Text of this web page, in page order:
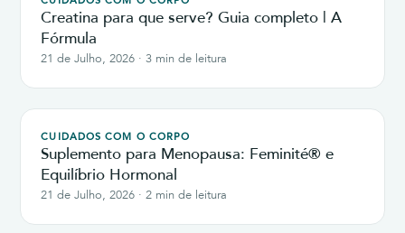
Creatina para que serve? Guia completo | A
Fórmula
21 de Julho, 2026 · 3 min de leitura
CUIDADOS COM O CORPO
Suplemento para Menopausa: Feminité® e
Equilíbrio Hormonal
21 de Julho, 2026 · 2 min de leitura